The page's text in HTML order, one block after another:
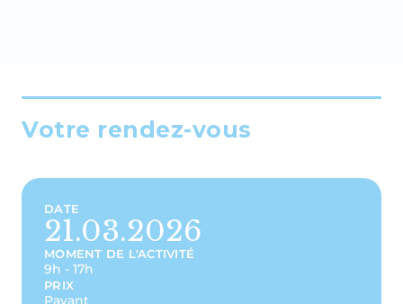
Votre rendez-vous
DATE
21.03.2026
MOMENT DE L'ACTIVITÉ
9h - 17h
PRIX
Payant